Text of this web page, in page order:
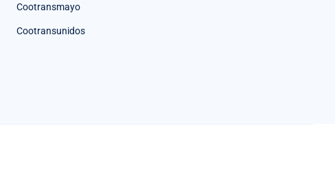
Cootransmayo
Cootransunidos